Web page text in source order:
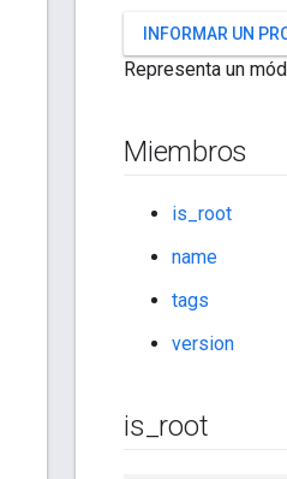
INFORMAR UN
Representa un
Miembros
is_root
name
tags
version
is root